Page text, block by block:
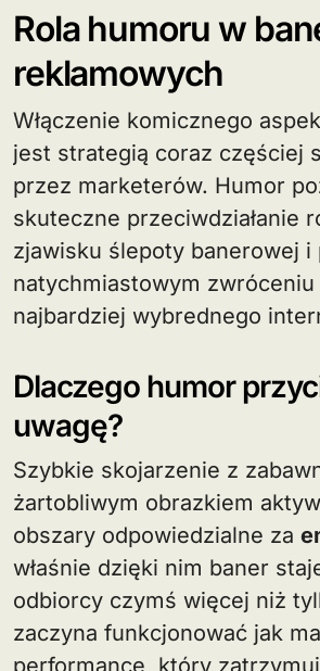
Rola humoru w
reklamowych
Włączenie komicznego
jest strategią coraz częściej
przez marketerów. Humor
skuteczne przeciwdziałanie
zjawisku ślepoty banerowej i
natychmiastowym
najbardziej wybrednego
Dlaczego humor
uwagę?
Szybkie skojarzenie z
żartobliwym obrazkiem
obszary odpowiedzialne za
właśnie dzięki nim baner
odbiorcy czymś więcej niż
zaczyna funkcjonować jak
performance, który